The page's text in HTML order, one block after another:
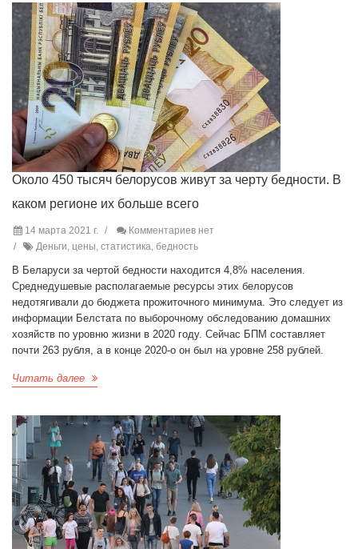
Около 450 тысяч белорусов живут за черту бедности. В
каком регионе их больше всего
14 марта 2021 г.
Комментариев нет
Деньги, цены, статистика, бедность
В Беларуси за чертой бедности находится 4,8% населения.
Среднедушевые располагаемые ресурсы этих белорусов
недотягивали до бюджета прожиточного минимума. Это следует из
информации Белстата по выборочному обследованию домашних
хозяйств по уровню жизни в 2020 году. Сейчас БПМ составляет
почти 263 рубля, а в конце 2020-о он был на уровне 258 рублей.
Читать далее